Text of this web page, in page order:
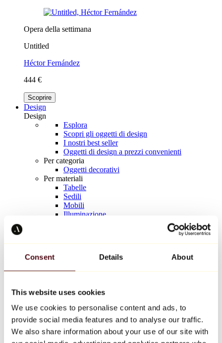
Consent Details About
This website uses cookies
We use cookies to personalise content and ads, to
provide social media features and to analyse our traffic.
We also share information about your use of our site with
Opera della settimana
Untitled
Héctor Fernández
444 €
Scoprire
Design
Design
Esplora
Scopri gli oggetti di design
I nostri best seller
Oggetti di design a prezzi convenienti
Per categoria
Oggetti decorativi
Per materiali
Tabelle
Sedili
Mobili
Illuminazione
Keith Haring
Tutti i designer
Opera della settimana